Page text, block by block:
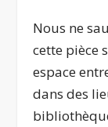
Nous ne
cette pièce
espace
dans des